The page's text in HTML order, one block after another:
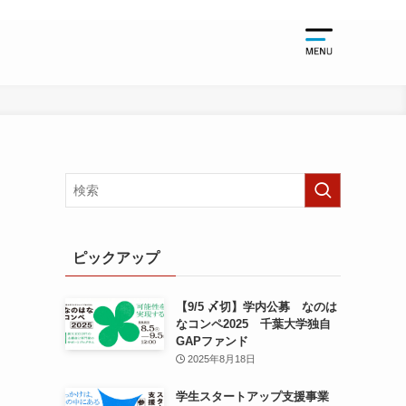
千葉大学関
起業支援
ピックアップ
【9/5 〆切】学内公募 なのは
なコンペ2025 千葉大学独自
GAPファンド
2025年8月18日
学生スタートアップ支援事業